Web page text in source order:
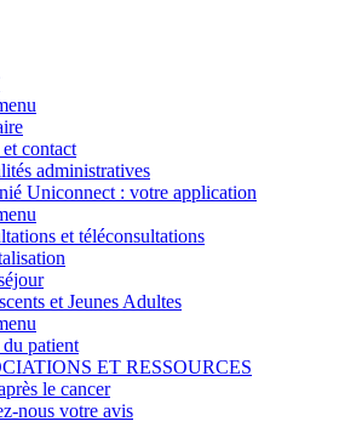
contact
administratives
Uniconnect : votre application
et téléconsultations
et Jeunes Adultes
patient
ET RESSOURCES
le cancer
nous votre avis